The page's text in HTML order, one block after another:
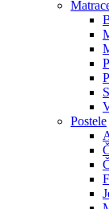
Postele